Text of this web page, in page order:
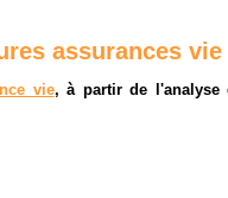
assurances vie
vie, à partir de l'analyse